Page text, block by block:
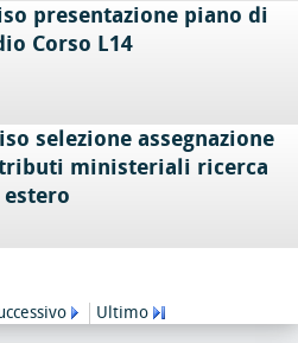
presentazione piano di
Corso L14
selezione assegnazione
ministeriali ricerca
Ultimo